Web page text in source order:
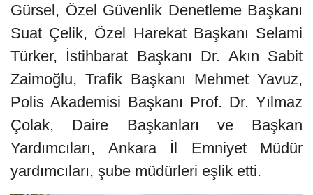
Gürsel, Özel Güvenlik Denetleme Başkanı
Suat Çelik, Özel Harekat Başkanı Selami
Türker, İstihbarat Başkanı Dr. Akın Sabit
Zaimoğlu, Trafik Başkanı Mehmet Yavuz,
Polis Akademisi Başkanı Prof. Dr. Yılmaz
Çolak, Daire Başkanları ve Başkan
Yardımcıları, Ankara İl Emniyet Müdür
yardımcıları, şube müdürleri eşlik etti.